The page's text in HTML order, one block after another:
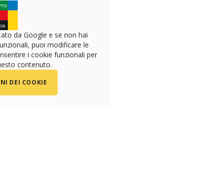
da Google e se non hai
puoi modificare le
i cookie funzionali per
contenuto.
DEI COOKIE